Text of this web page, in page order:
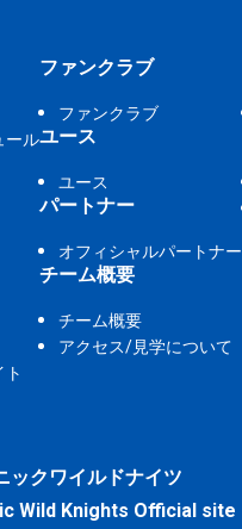
ール
ファンクラブ
ファンクラブ
ユース
ユース
パートナー
オフィシャルパートナー
チーム概要
チーム概要
アクセス/見学について
ックワイルドナイツ
Wild Knights Official site